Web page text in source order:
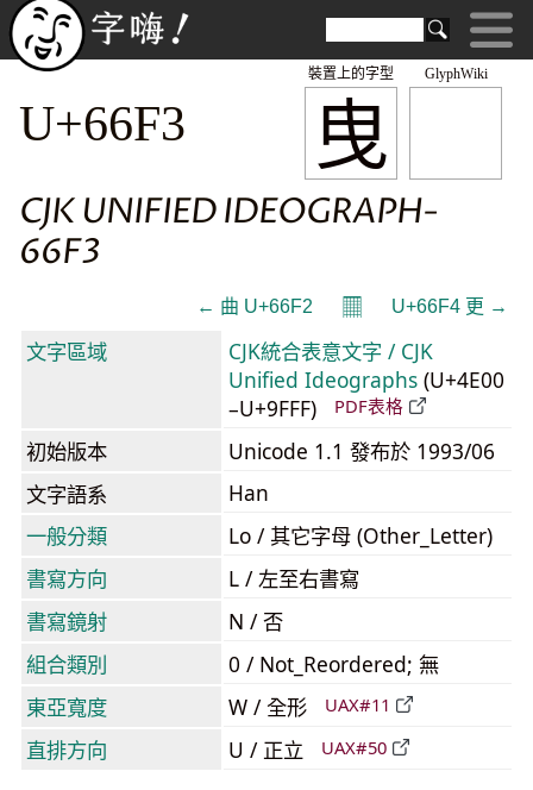
GlyphWiki
曳
裝置上的字型
U+66F3
CJK UNIFIED IDEOGRAPH-
66F3
← 曲 U+66F2 𝄜 U+66F4 更 →
文字區域
CJK統合表意文字 / CJK
Unified Ideographs (U+4E00
–U+9FFF)
PDF表格
初始版本
Unicode 1.1 發布於 1993/06
文字語系
Han
一般分類
Lo / 其它字母 (Other_Letter)
書寫方向
L / 左至右書寫
書寫鏡射
N / 否
組合類別
0 / Not_Reordered; 無
東亞寬度
W / 全形 UAX#11
直排方向 U / 正立 UAX#50